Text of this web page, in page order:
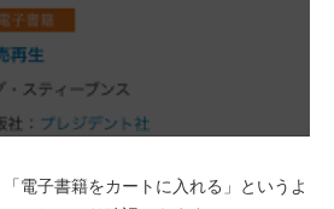
電子書籍をカートに入れる」というよ